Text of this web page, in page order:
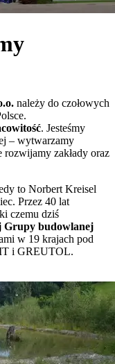
należy do czołowych
. Jesteśmy
– wytwarzamy
zakłady oraz
to Norbert Kreisel
Przez 40 lat
czemu dziś
Grupy budowlanej
w 19 krajach pod
i GREUTOL.